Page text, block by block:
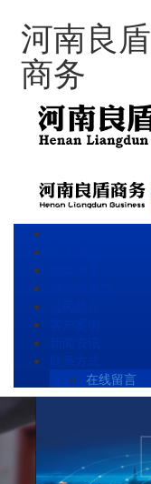
河南良盾
商务
联系方式
在线留言